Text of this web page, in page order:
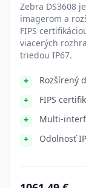
Zebra DS3608
imagerom a
FIPS
viacerých
triedou IP67.
Rozšírený
FIPS
Multi-
Odolnosť